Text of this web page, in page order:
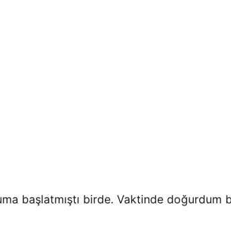
başlatmıştı birde. Vaktinde doğurdum